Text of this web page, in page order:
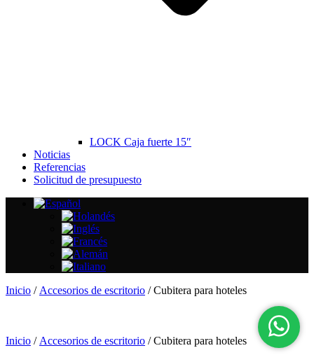
LOCK Caja fuerte 15″
Noticias
Referencias
Solicitud de presupuesto
Inicio / Accesorios de escritorio / Cubitera para hoteles
Inicio / Accesorios de escritorio / Cubitera para hoteles